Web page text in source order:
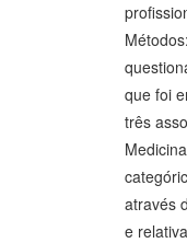
que foi
três
através
e